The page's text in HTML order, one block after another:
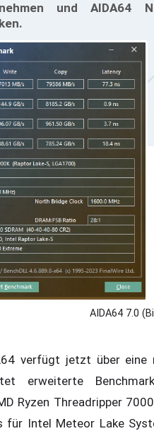
und AIDA64
AIDA64 7.0
verfügt jetzt über
erweiterte
Ryzen Threadripper
für Intel Meteor Lake